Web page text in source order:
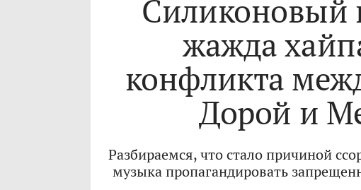
Силиконовый
жажда
конфликта
Дорой и
Разбираемся, что стало причиной
музыка пропагандировать